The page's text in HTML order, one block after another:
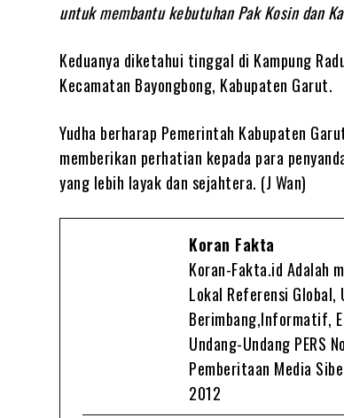
untuk membantu kebutuhan Pak Kosin dan
Keduanya diketahui tinggal di Kampung
Kecamatan Bayongbong, Kabupaten Garut.
Yudha berharap Pemerintah Kabupaten
memberikan perhatian kepada para
yang lebih layak dan sejahtera. (J Wan)
Koran Fakta
Koran-Fakta.id Adalah
Lokal Referensi
Berimbang,Informatif,
Undang-Undang PERS
Pemberitaan Media
2012